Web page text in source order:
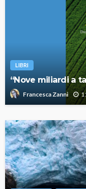
LIBRI
“Nove miliardi a
Francesca Zanni